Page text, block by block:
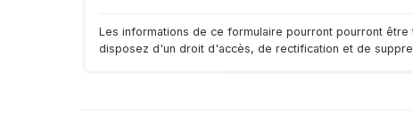
Les informations de ce formulaire pourront pourront
disposez d'un droit d'accès, de rectification et de